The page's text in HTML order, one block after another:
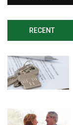
RECENT